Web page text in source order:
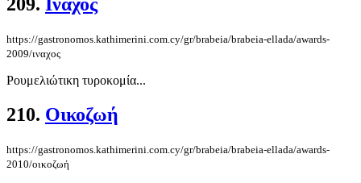
209. Ιναχος
https://gastronomos.kathimerini.com.cy/gr/brabeia/brabeia-ellada/awards-
2009/ιναχος
Ρουμελιώτικη τυροκομία...
210. Οικοζωή
https://gastronomos.kathimerini.com.cy/gr/brabeia/brabeia-ellada/awards-
2010/oικοζωή